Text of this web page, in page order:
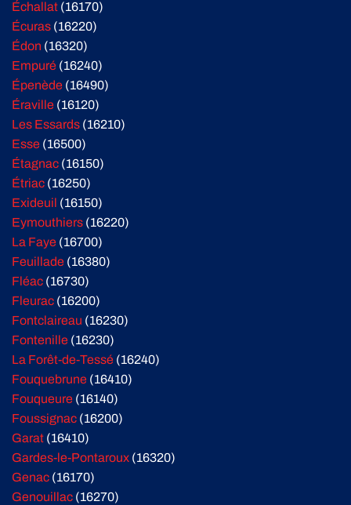
Échallat (16170)
Écuras (16220)
Édon (16320)
Empuré (16240)
Épenède (16490)
Éraville (16120)
Les Essards (16210)
Esse (16500)
Étagnac (16150)
Étriac (16250)
Exideuil (16150)
Eymouthiers (16220)
La Faye (16700)
Feuillade (16380)
Fléac (16730)
Fleurac (16200)
Fontclaireau (16230)
Fontenille (16230)
La Forêt-de-Tessé (16240)
Fouquebrune (16410)
Fouqueure (16140)
Foussignac (16200)
Garat (16410)
Gardes-le-Pontaroux (16320)
Genac (16170)
Genouillac (16270)